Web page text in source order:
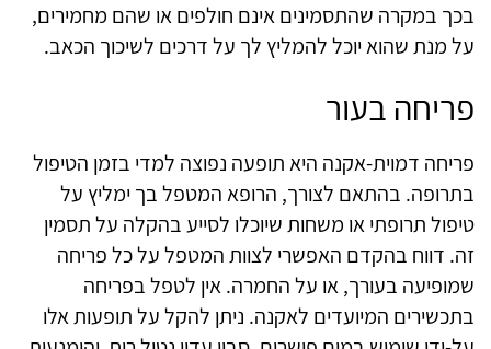
בכך במקרה שהתסמינים אינם חולפים או שהם מחמירים,
על מנת שהוא יוכל להמליץ לך על דרכים לשיכוך הכאב.
פריחה בעור
פריחה דמוית-אקנה היא תופעה נפוצה למדי בזמן הטיפול
בתרופה. בהתאם לצורך, הרופא המטפל בך ימליץ על
טיפול תרופתי או משחות שיוכלו לסייע בהקלה על תסמין
זה. דווח בהקדם האפשרי לצוות המטפל על כל פריחה
שמופיעה בעורך, או על החמרה. אין לטפל בפריחה
בתכשירים המיועדים לאקנה. ניתן להקל על תופעות אלו